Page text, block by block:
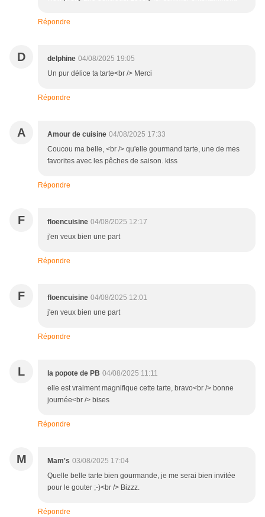
Répondre
D delphine 04/08/2025 19:05
Un pur délice ta tarte<br /> Merci
Répondre
A Amour de cuisine 04/08/2025 17:33
Coucou ma belle, <br /> qu'elle gourmand tarte, une de mes
favorites avec les pêches de saison. kiss
Répondre
F floencuisine 04/08/2025 12:17
j'en veux bien une part
Répondre
F floencuisine 04/08/2025 12:01
j'en veux bien une part
Répondre
L la popote de PB 04/08/2025 11:11
elle est vraiment magnifique cette tarte, bravo<br /> bonne
journée<br /> bises
Répondre
M Mam's 03/08/2025 17:04
Quelle belle tarte bien gourmande, je me serai bien invitée
pour le gouter ;-)<br /> Bizzz.
Répondre